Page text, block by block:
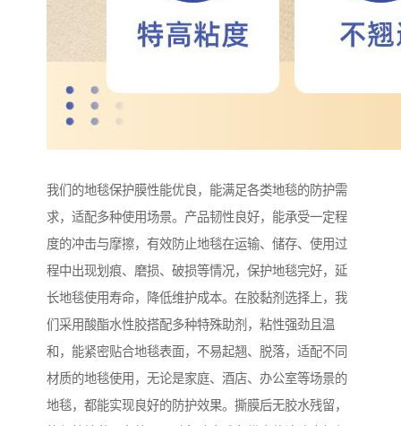
我们的地毯保护膜性能优良，能满足各类地毯的防护需
求，适配多种使用场景。产品韧性良好，能承受一定程
度的冲击与摩擦，有效防止地毯在运输、储存、使用过
程中出现划痕、磨损、破损等情况，保护地毯完好，延
长地毯使用寿命，降低维护成本。在胶黏剂选择上，我
们采用酸酯水性胶搭配多种特殊助剂，粘性强劲且温
和，能紧密贴合地毯表面，不易起翘、脱落，适配不同
材质的地毯使用，无论是家庭、酒店、办公室等场景的
地毯，都能实现良好的防护效果。撕膜后无胶水残留，